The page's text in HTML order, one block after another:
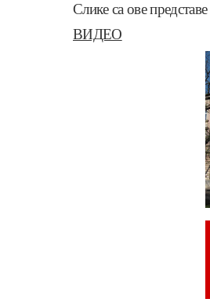
Слике са ове
ВИДЕО